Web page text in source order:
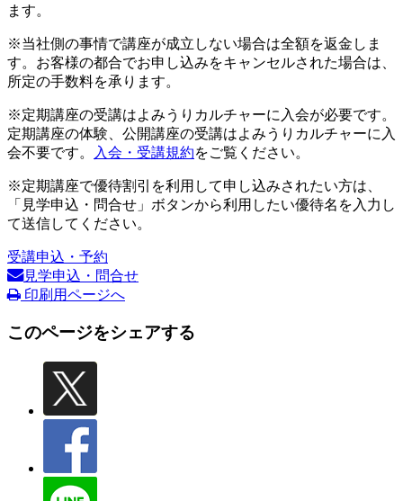
ます。
※当社側の事情で講座が成立しない場合は全額を返金しま
す。お客様の都合でお申し込みをキャンセルされた場合は、
所定の手数料を承ります。
※定期講座の受講はよみうりカルチャーに入会が必要です。
定期講座の体験、公開講座の受講はよみうりカルチャーに入
会不要です。
入会・受講規約をご覧ください。
※定期講座で優待割引を利用して申し込みされたい方は、
「見学申込・問合せ」ボタンから利用したい優待名を入力し
て送信してください。
受講申込・予約
見学申込・問合せ
印刷用ページへ
このページをシェアする